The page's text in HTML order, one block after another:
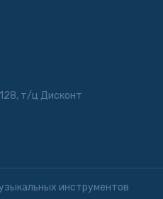
т/ц Дисконт
инструментов